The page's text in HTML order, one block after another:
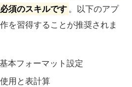
須のスキルです 。以下のアプ
を習得することが推奨されま
本フォーマット設定
用と表計算